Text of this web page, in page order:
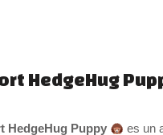
HedgeHug
HedgeHug Puppy
es un